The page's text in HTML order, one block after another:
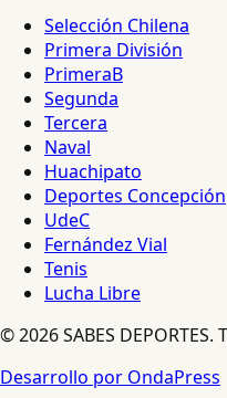
Selección Chilena
Primera División
PrimeraB
Segunda
Tercera
Naval
Huachipato
Deportes Concepción
UdeC
Fernández Vial
Tenis
Lucha Libre
© 2026 SABES
Desarrollo por OndaPress